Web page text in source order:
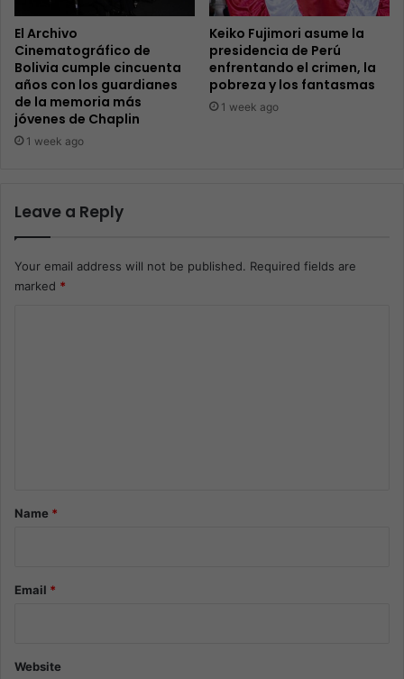
El Archivo
Cinematográfico de
Bolivia cumple cincuenta
años con los guardianes
de la memoria más
jóvenes de Chaplin
1 week ago
Keiko Fujimori asume la
presidencia de Perú
enfrentando el crimen, la
pobreza y los fantasmas
1 week ago
Leave a Reply
Your email address will not be published. Required fields are
marked *
*Name *
Email *
Website